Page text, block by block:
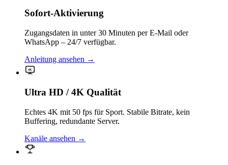
Sofort-Aktivierung
Zugangsdaten in unter 30 Minuten per E-Mail oder
WhatsApp – 24/7 verfügbar.
Anleitung ansehen →
4K
Ultra HD / 4K Qualität
Echtes 4K mit 50 fps für Sport. Stabile Bitrate, kein
Buffering, redundante Server.
Kanäle ansehen →